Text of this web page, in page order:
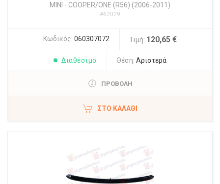
MINI - COOPER/ONE (R56) (2006-2011)
#62029
Κωδικός: 060307072 Τιμή: 120,65 €
Διαθέσιμο Θέση: Αριστερά
ΠΡΟΒΟΛΗ
ΣΤΟ ΚΑΛΆΘΙ